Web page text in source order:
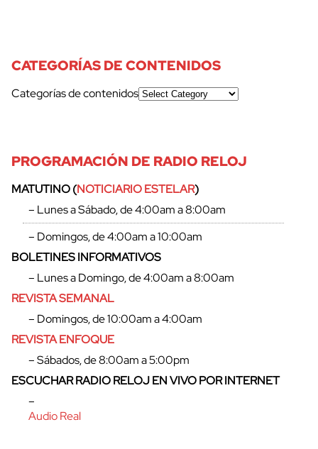
CATEGORÍAS DE CONTENIDOS
Categorías de contenidos
PROGRAMACIÓN DE RADIO RELOJ
MATUTINO (NOTICIARIO ESTELAR)
– Lunes a Sábado, de 4:00am a 8:00am
– Domingos, de 4:00am a 10:00am
BOLETINES INFORMATIVOS
– Lunes a Domingo, de 4:00am a 8:00am
REVISTA SEMANAL
– Domingos, de 10:00am a 4:00am
REVISTA ENFOQUE
– Sábados, de 8:00am a 5:00pm
ESCUCHAR RADIO RELOJ EN VIVO POR INTERNET
–
Audio Real